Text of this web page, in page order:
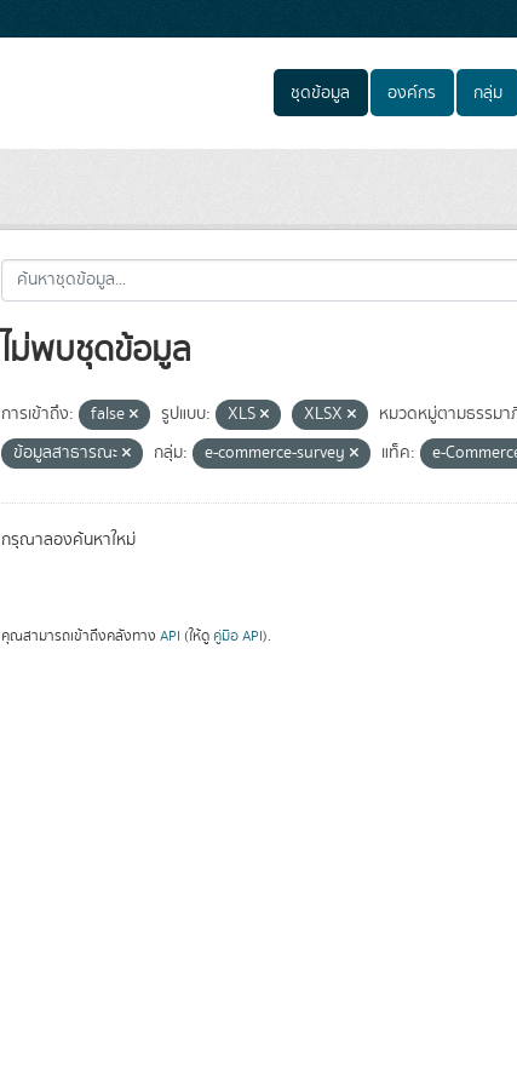
ชุดข้อมูล องค์กร กลุ่ม
ไม่พบชุดข้อมูล
การเข้าถึง: false รูปแบบ: XLS XLSX
หมวดหมู่ตามธรรม
ข้อมูลสาธารณะ
กลุ่ม: e-commerce-survey แท็ค: e-
กรุณาลองค้นหาใหม่
คุณสามารถเข้าถึงคลังทาง API (ให้ดู คู่มือ API).